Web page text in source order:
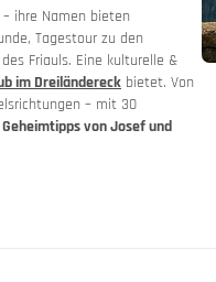
MoHos mit Motorradverleih
Pässe & Bergstraßen
Urlaubsgutscheine
– ihre Namen bieten
Tagestour zu den
Friauls. Eine kulturelle &
im Dreiländereck bietet. Von
– mit 30
Geheimtipps von Josef und